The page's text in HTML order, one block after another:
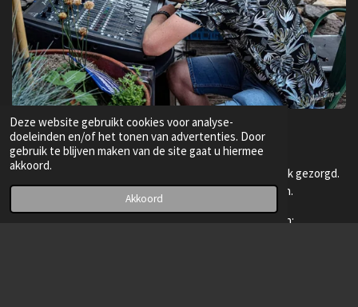
Deze website gebruikt cookies voor analyse-
doeleinden en/of het tonen van advertenties. Door
gebruik te blijven maken van de site gaat u hiermee
akkoord.
Akkoord
Op verschillende plekken heeft Sijmen voor de techniek gezorgd.
Zowel op kleine festivals als op privé feesten.
Bekijk meer foto's van zijn techniek projecten: